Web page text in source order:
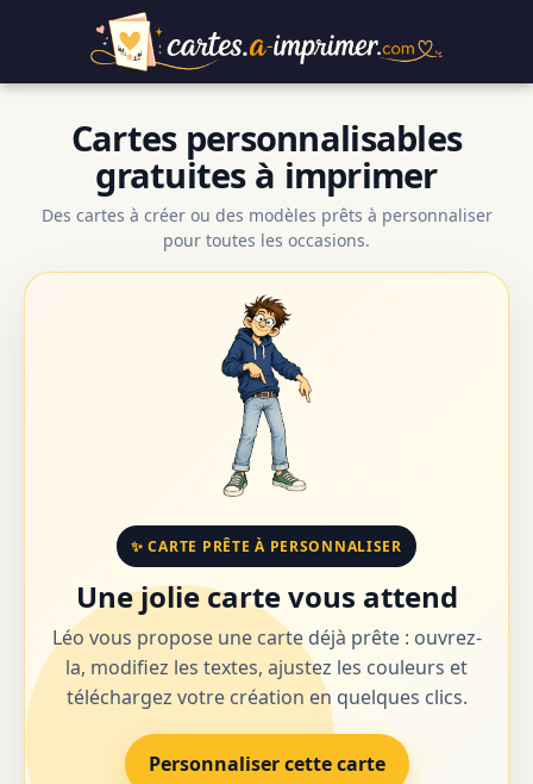
Cartes personnalisables
gratuites à imprimer
Des cartes à créer ou des modèles prêts à personnaliser
pour toutes les occasions.
✨ CARTE PRÊTE À PERSONNALISER
Une jolie carte vous attend
Léo vous propose une carte déjà prête : ouvrez-
la, modifiez les textes, ajustez les couleurs et
téléchargez votre création en quelques clics.
Personnaliser cette carte